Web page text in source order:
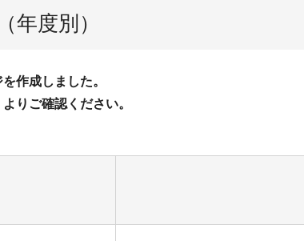
年度別）
作成しました。
りご確認ください。